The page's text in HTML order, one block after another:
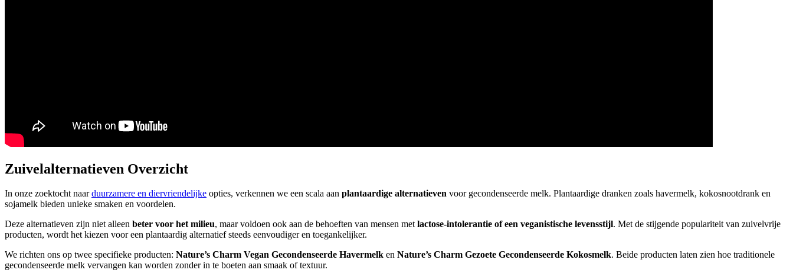
Zuivelalternatieven Overzicht
In onze zoektocht naarduurzamere en diervriendelijke opties, verkennen we een scala aan plantaardige alternatieven voor gecondenseerde melk. Plantaardige dranken zoals havermelk, kokosnootdrank en
sojamelk bieden unieke smaken en voordelen.
Deze alternatieven zijn niet alleen beter voor het milieu, maar voldoen ook aan de behoeften van mensen metlactose-intolerantie of een veganistische levensstijl. Met de stijgende populariteit van zuivelvrije
producten, wordt het kiezen voor een plantaardig alternatief steeds eenvoudiger en toegankelijker.
We richten ons op twee specifieke producten: Nature’s Charm Vegan Gecondenseerde Havermelk en Nature’s Charm Gezoete Gecondenseerde Kokosmelk. Beide producten laten zien hoe traditionele
gecondenseerde melk vervangen kan worden zonder in te boeten aan smaak of textuur.